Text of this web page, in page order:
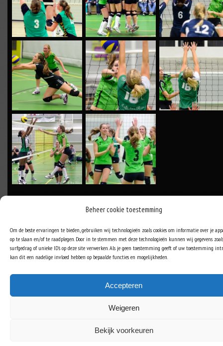
Beheer cookie toestemming
Om de beste ervaringen te bieden, gebruiken wij technologieën zoals cookies om informatie over je
op te slaan en/of te raadplegen. Door in te stemmen met deze technologieën kunnen wij gegevens
surfgedrag of unieke ID's op deze site verwerken. Als je geen toestemming geeft of uw toestemming
kan dit een nadelige invloed hebben op bepaalde functies en mogelijkheden.
Accepteren
Weigeren
Bekijk voorkeuren